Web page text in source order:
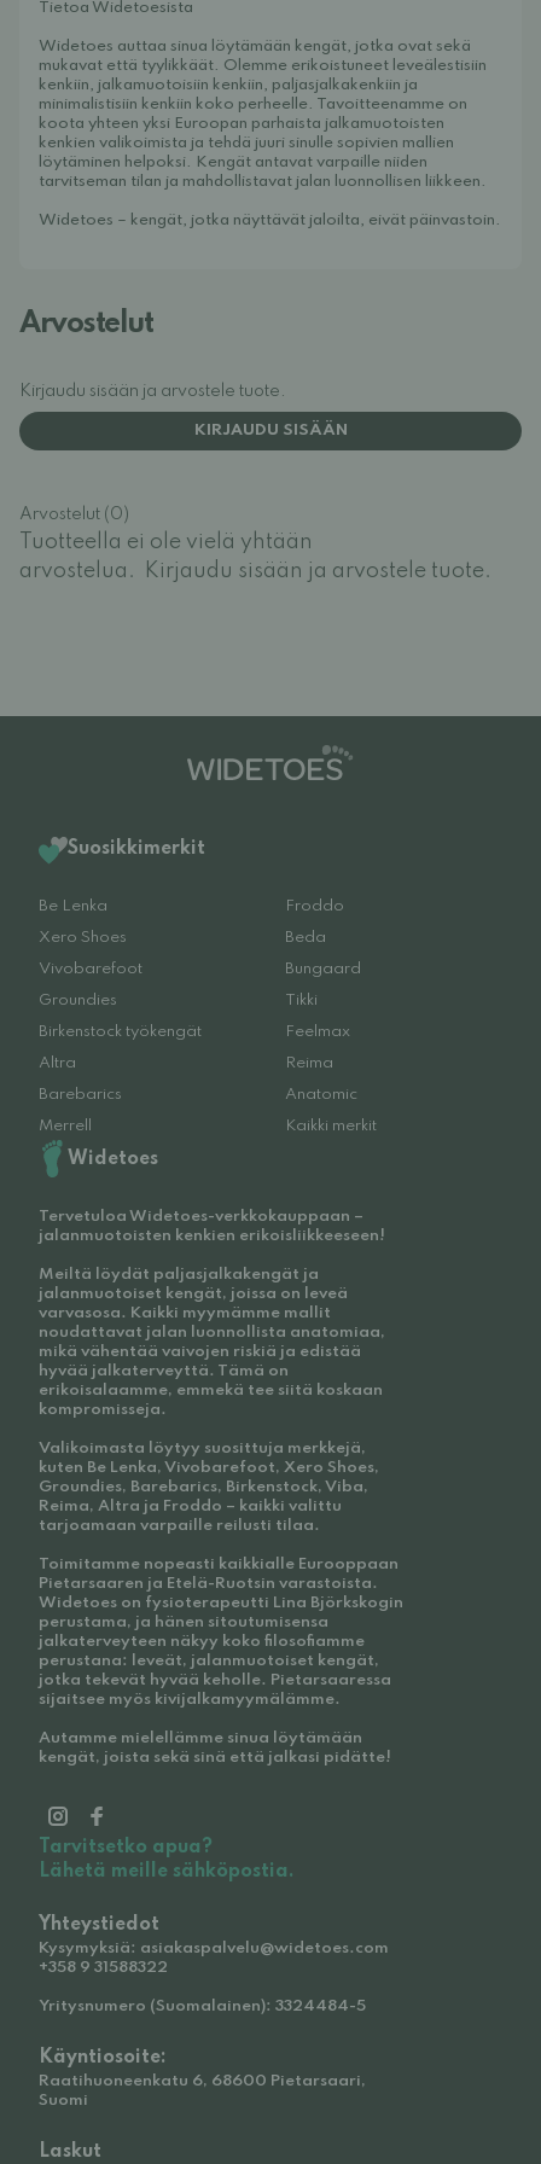
Tietoa Widetoesista
Widetoes auttaa sinua löytämään kengät, jotka ovat sekä
mukavat että tyylikkäät. Olemme erikoistuneet leveälestisiin
kenkiin, jalkamuotoisiin kenkiin, paljasjalkakenkiin ja
minimalistisiin kenkiin koko perheelle. Tavoitteenamme on
koota yhteen yksi Euroopan parhaista jalkamuotoisten
kenkien valikoimista ja tehdä juuri sinulle sopivien mallien
löytäminen helpoksi. Kengät antavat varpaille niiden
tarvitseman tilan ja mahdollistavat jalan luonnollisen liikkeen.
Widetoes – kengät, jotka näyttävät jaloilta, eivät päinvastoin.
Arvostelut
Kirjaudu sisään ja arvostele tuote.
KIRJAUDU SISÄÄN
Arvostelut (0)
Tuotteella ei ole vielä yhtään
arvostelua.
Kirjaudu sisään ja arvostele tuote.
Suosikkimerkit
Be Lenka
Froddo
Xero Shoes
Beda
Vivobarefoot
Bungaard
Groundies
Tikki
Birkenstock työkengät
Feelmax
Altra
Reima
Barebarics
Anatomic
Merrell
Kaikki merkit
Widetoes
Tervetuloa Widetoes-verkkokauppaan –
jalanmuotoisten kenkien erikoisliikkeeseen!
Meiltä löydät paljasjalkakengät ja
jalanmuotoiset kengät, joissa on leveä
varvasosa. Kaikki myymämme mallit
noudattavat jalan luonnollista anatomiaa,
mikä vähentää vaivojen riskiä ja edistää
hyvää jalkaterveyttä. Tämä on
erikoisalaamme, emmekä tee siitä koskaan
kompromisseja.
Valikoimasta löytyy suosittuja merkkejä,
kuten Be Lenka, Vivobarefoot, Xero Shoes,
Groundies, Barebarics, Birkenstock, Viba,
Reima, Altra ja Froddo – kaikki valittu
tarjoamaan varpaille reilusti tilaa.
Toimitamme nopeasti kaikkialle Eurooppaan
Pietarsaaren ja Etelä-Ruotsin varastoista.
Widetoes on fysioterapeutti Lina Björkskogin
perustama, ja hänen sitoutumisensa
jalkaterveyteen näkyy koko filosofiamme
perustana: leveät, jalanmuotoiset kengät,
jotka tekevät hyvää keholle. Pietarsaaressa
sijaitsee myös kivijalkamyymälämme.
Autamme mielellämme sinua löytämään
kengät, joista sekä sinä että jalkasi pidätte!
Tarvitsetko apua?
Lähetä meille sähköpostia.
Yhteystiedot
Kysymyksiä: asiakaspalvelu@widetoes.com
+358 9 31588322
Yritysnumero (Suomalainen): 3324484-5
Käyntiosoite:
Raatihuoneenkatu 6, 68600 Pietarsaari,
Suomi
Laskut